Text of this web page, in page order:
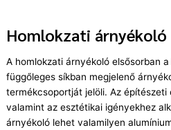
Homlokzati árnyékoló
A homlokzati árnyékoló elsősorban
függőleges síkban megjelenő
termékcsoportját jelöli. Az építészeti
valamint az esztétikai igényekhez
árnyékoló lehet valamilyen
Homlokzati